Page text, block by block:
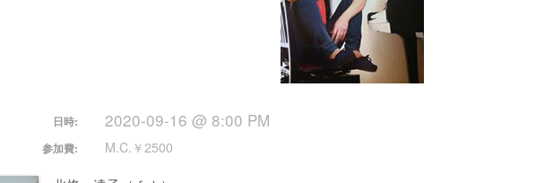
日時: 2020-09-16 @ 8:00 PM
参加費: M.C.￥2500